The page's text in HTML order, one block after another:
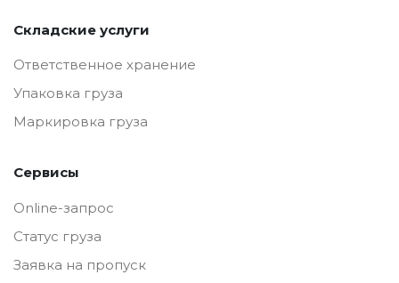
Складские услуги
Ответственное хранение
Упаковка груза
Маркировка груза
Сервисы
Online-запрос
Статус груза
Заявка на пропуск